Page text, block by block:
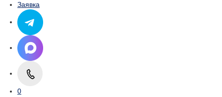
Заявка
0